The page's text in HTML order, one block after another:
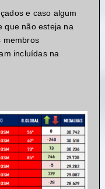
e caso algum
que não esteja na
membros
incluídas na